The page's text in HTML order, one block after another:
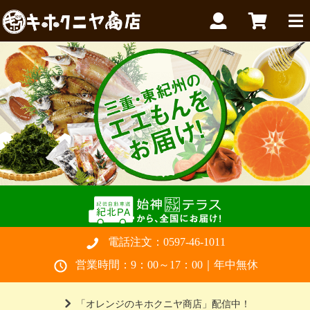
電話注文： 0597-46-1011
営業時間：9：00～17：00｜年中無休
「オレンジのキホクニヤ商店」配信中！